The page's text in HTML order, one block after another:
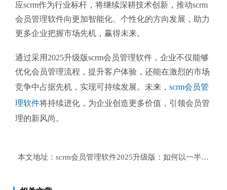
应scrm作为行业标杆，将继续深耕技术创新，推动scrm
会员管理软件向更加智能化、个性化的方向发展，助力
更多企业把握市场先机，赢得未来。
通过采用2025升级版scrm会员管理软件，企业不仅能够
优化会员管理流程，提升客户体验，还能在激烈的市场
竞争中占据先机，实现可持续发展。未来， scrm会员管
理软件将持续进化，为企业创造更多价值，引领会员管
理的新风尚。
本文地址： scrm会员管理软件2025升级版：如何以一半成本